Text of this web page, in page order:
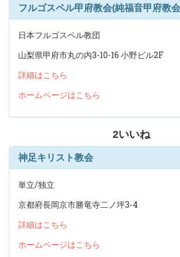
フルゴスペル甲府教会(純福音甲府教会
日本フルゴスペル教団
山梨県甲府市丸の内3-10-16 小野ビル2F
詳細はこちら
ホームページはこちら
2いいね
神足キリスト教会
単立/独立
京都府長岡京市勝竜寺二ノ坪3-4
詳細はこちら
ホームページはこちら